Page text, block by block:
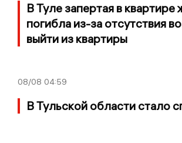
В Туле запертая в
погибла из-за отсутствия
выйти из квартиры
08/08 04:59
В Тульской области стало